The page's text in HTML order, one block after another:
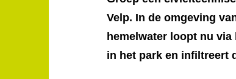
Velp. In de omgeving
hemelwater loopt nu via
in het park en infiltreert